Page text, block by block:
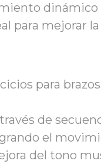
para mejorar
para
de
el
del tono